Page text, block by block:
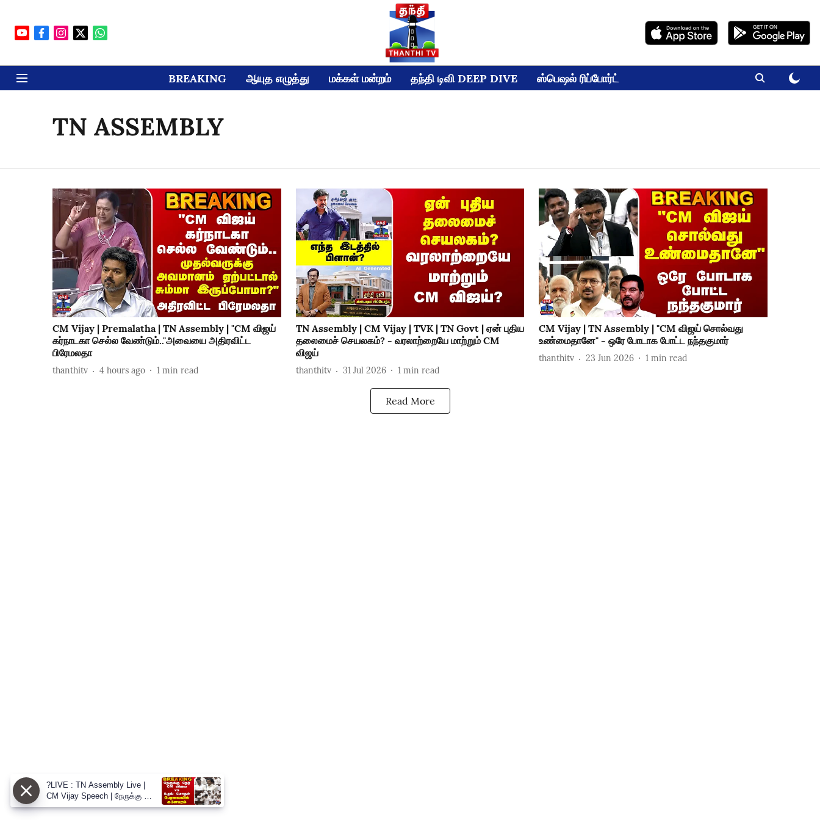
BREAKING ஆயுத எழுத்து மக்கள் மன்றம் தந்தி டிவி DEEP DIVE ஸ்பெஷல் ரிப்போர்ட்
TN ASSEMBLY
CM Vijay | Premalatha | TN Assembly | "CM விஜய்
கர்நாடகா செல்ல வேண்டும்.."அவையை அதிரவிட்ட
பிரேமலதா
thanthitv 4 hours ago 1 min read
TN Assembly | CM Vijay | TVK | TN Govt | ஏன் புதிய
தலைமைச் செயலகம்? - வரலாற்றையே மாற்றும் CM
விஜய்
thanthitv 31 Jul 2026 1 min read
CM Vijay | TN Assembly | "CM விஜய் சொல்வது
உண்மைதானே" - ஒரே போடாக போட்ட நந்தகுமார்
thanthitv 23 Jun 2026 1 min read
Read More
?LIVE : TN Assembly Live |
CM Vijay Speech | நேருக்கு நேர்
CM விஜய் vs உதய் மோதல்